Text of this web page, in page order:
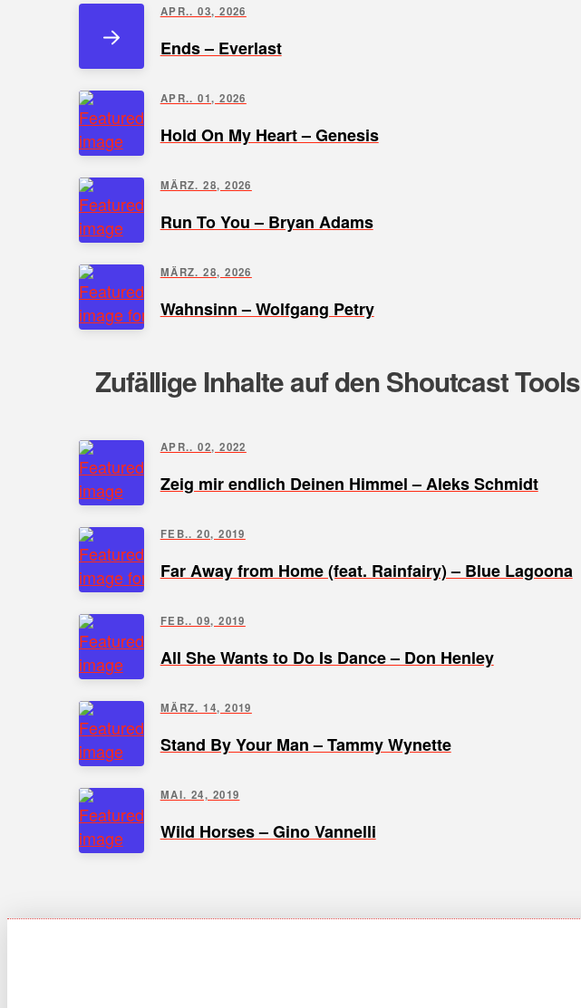
APR.. 03, 2026
Ends – Everlast
APR.. 01, 2026
Hold On My Heart – Genesis
MÄRZ. 28, 2026
Run To You – Bryan Adams
MÄRZ. 28, 2026
Wahnsinn – Wolfgang Petry
Zufällige Inhalte auf den Shoutcast Tools
APR.. 02, 2022
Zeig mir endlich Deinen Himmel – Aleks Schmidt
FEB.. 20, 2019
Far Away from Home (feat. Rainfairy) – Blue Lagoona
FEB.. 09, 2019
All She Wants to Do Is Dance – Don Henley
MÄRZ. 14, 2019
Stand By Your Man – Tammy Wynette
MAI. 24, 2019
Wild Horses – Gino Vannelli